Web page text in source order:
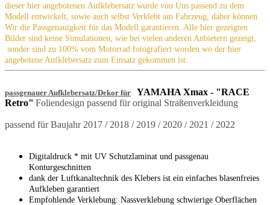
dieser hier angebotenen Aufklebersatz wurde von Uns passend zu dem
Modell entwickelt, sowie auch selbst Verklebt am Fahrzeug, daher können
Wir die Passgenauigkeit für das Modell garantieren. Alle hier gezeigten
Bilder sind keine Simulationen, wie bei vielen anderen Anbietern gezeigt,
sonder sind zu 100% vom Motorrad fotografiert worden wo der hier
angebotene Aufklebersatz zum Einsatz gekommen ist.
passgenauer Aufklebersatz/Dekor für YAMAHA Xmax - "RACE
Retro" Foliendesign passend für original Straßenverkleidung
passend für Baujahr 2017 / 2018 / 2019 / 2020 / 2021 / 2022
Digitaldruck * mit UV Schutzlaminat und passgenau
Konturgeschnitten
dank der Luftkanaltechnik des Klebers ist ein einfaches blasenfreies
Aufkleben garantiert
Empfohlende Verklebung: Nassverklebung schwierige Oberflächen